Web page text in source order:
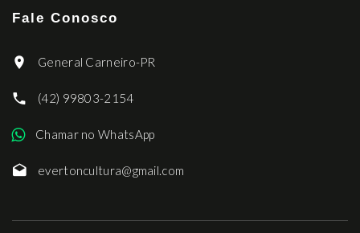
Fale Conosco
General Carneiro-PR
(42) 99803-2154
Chamar no WhatsApp
evertoncultura@gmail.com